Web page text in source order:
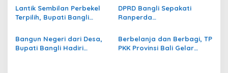
Sinergi Lintas Sektor
Kudatuli
Lantik Sembilan Perbekel
Terpilih, Bupati Bangli
Tuntas Dua Minggu
DPRD Bangli Sepakati
Ranperda
2025 Dengan Sejumlah
Catatan
Bangun Negeri dari Desa,
Bupati Bangli Hadiri
Berbelanja dan Berbagi, TP
PKK Provinsi Bali Gelar